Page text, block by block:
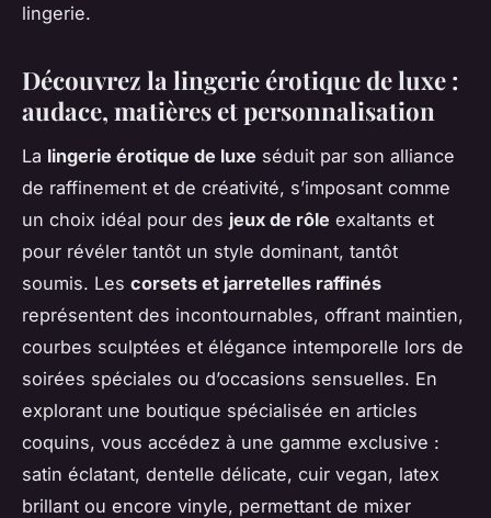
lingerie.
Découvrez la lingerie érotique de luxe :
audace, matières et personnalisation
La lingerie érotique de luxe séduit par son alliance
de raffinement et de créativité, s’imposant comme
un choix idéal pour des jeux de rôle exaltants et
pour révéler tantôt un style dominant, tantôt
soumis. Les corsets et jarretelles raffinés
représentent des incontournables, offrant maintien,
courbes sculptées et élégance intemporelle lors de
soirées spéciales ou d’occasions sensuelles. En
explorant une boutique spécialisée en articles
coquins, vous accédez à une gamme exclusive :
satin éclatant, dentelle délicate, cuir vegan, latex
brillant ou encore vinyle, permettant de mixer